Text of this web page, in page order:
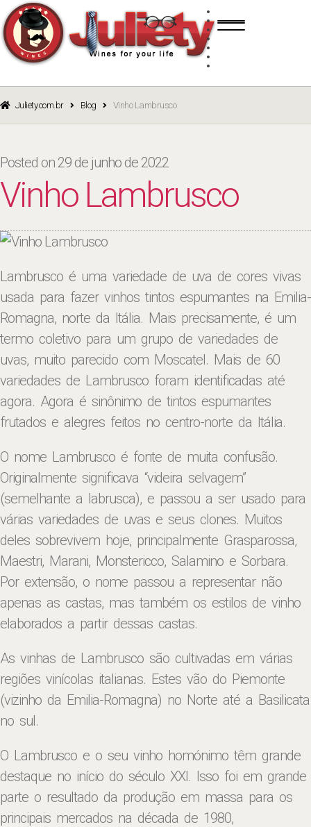
navigation
content
BRANCO
ROSÉ
Juliety.com.br Blog Vinho Lambrusco
Posted on 29 de junho de 2022
Vinho Lambrusco
Lambrusco é uma variedade de uva de cores vivas
usada para fazer vinhos tintos espumantes na Emilia-
Romagna, norte da Itália. Mais precisamente, é um
termo coletivo para um grupo de variedades de
uvas, muito parecido com Moscatel. Mais de 60
variedades de Lambrusco foram identificadas até
agora. Agora é sinônimo de tintos espumantes
frutados e alegres feitos no centro-norte da Itália.
O nome Lambrusco é fonte de muita confusão.
Originalmente significava “videira selvagem”
(semelhante a labrusca), e passou a ser usado para
várias variedades de uvas e seus clones. Muitos
deles sobrevivem hoje, principalmente Grasparossa,
Maestri, Marani, Monstericco, Salamino e Sorbara.
Por extensão, o nome passou a representar não
apenas as castas, mas também os estilos de vinho
elaborados a partir dessas castas.
As vinhas de Lambrusco são cultivadas em várias
regiões vinícolas italianas. Estes vão do Piemonte
(vizinho da Emilia-Romagna) no Norte até a Basilicata
no sul.
O Lambrusco e o seu vinho homónimo têm grande
destaque no início do século XXI. Isso foi em grande
parte o resultado da produção em massa para os
principais mercados na década de 1980,